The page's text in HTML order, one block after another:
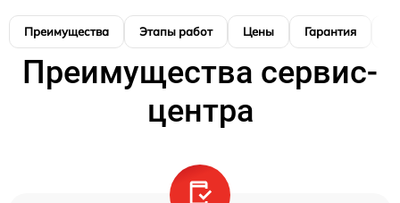
Преимущества Этапы работ Цены Гарантия
Преимущества сервис-
центра